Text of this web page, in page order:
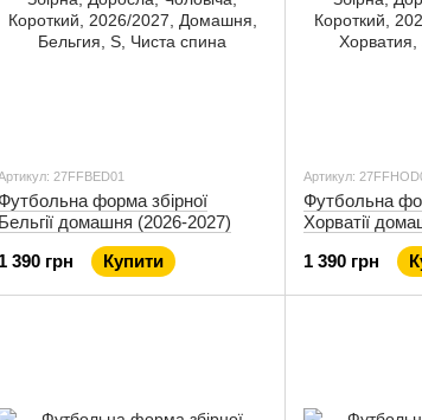
27FFBED01
форма збірної
Бельгії домашня (2026-2027)
1 390 грн
Купити
Артикул:
Футбольна
Хорватії
1 390 грн